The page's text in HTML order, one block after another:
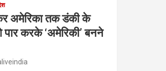
अमेरिका तक डंकी के
पार करके ‘अमेरिकी’ बनने